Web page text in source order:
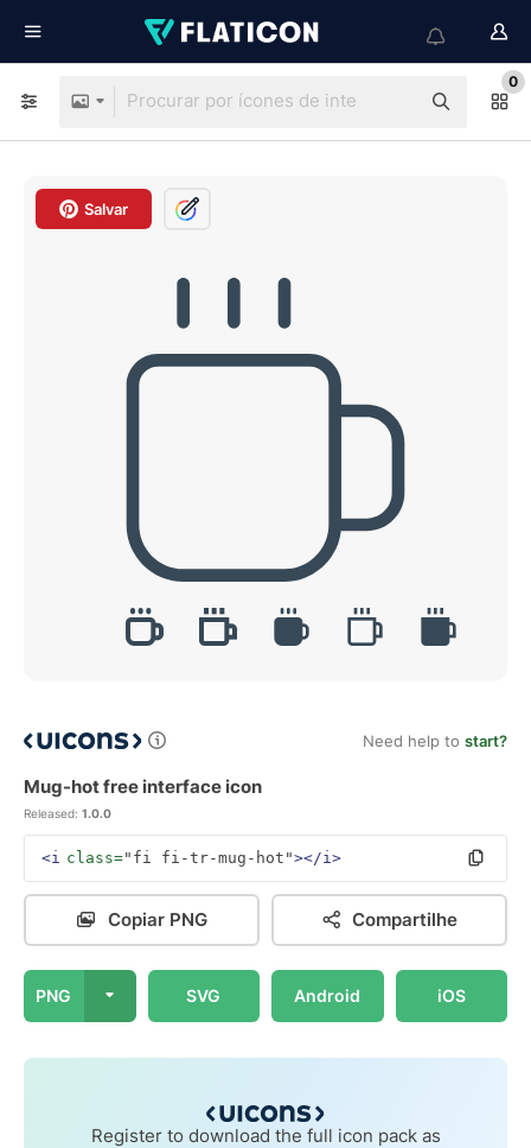
0
Salvar
Need help to start?
Mug-hot free interface icon
Released: 1.0.0
<i class="fi fi-tr-mug-hot"></i>
Copiar PNG Compartilhe
PNG SVG Android iOS
Register to download the full icon pack as